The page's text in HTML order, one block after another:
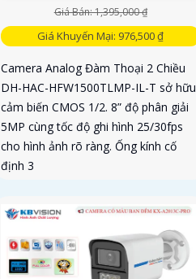
Giá Bán: 1,395,000 ₫
Giá Khuyến Mại: 976,500 ₫
Camera Analog Đàm Thoại 2 Chiều
DH-HAC-HFW1500TLMP-IL-T sở hữu
cảm biến CMOS 1/2. 8” độ phân giải
5MP cùng tốc độ ghi hình 25/30fps
cho hình ảnh rõ ràng. Ống kính cố
định 3